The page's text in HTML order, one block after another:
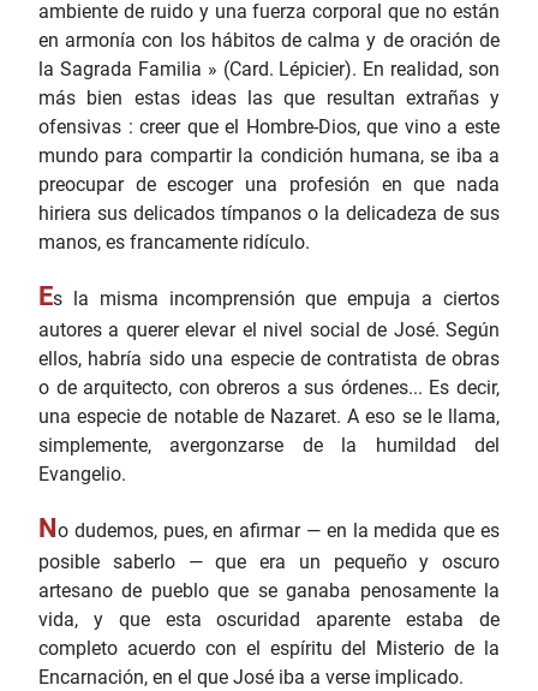
ambiente de ruido y una fuerza corporal que no están
en armonía con los hábitos de calma y de oración de
la Sagrada Familia » (Card. Lépicier). En realidad, son
más bien estas ideas las que resultan extrañas y
ofensivas : creer que el Hombre-Dios, que vino a este
mundo para compartir la condición humana, se iba a
preocupar de escoger una profesión en que nada
hiriera sus delicados tímpanos o la delicadeza de sus
manos, es francamente ridículo.
Es la misma incomprensión que empuja a ciertos
autores a querer elevar el nivel social de José. Según
ellos, habría sido una especie de contratista de obras
o de arquitecto, con obreros a sus órdenes... Es decir,
una especie de notable de Nazaret. A eso se le llama,
simplemente, avergonzarse de la humildad del
Evangelio.
No dudemos, pues, en afirmar — en la medida que es
posible saberlo — que era un pequeño y oscuro
artesano de pueblo que se ganaba penosamente la
vida, y que esta oscuridad aparente estaba de
completo acuerdo con el espíritu del Misterio de la
Encarnación, en el que José iba a verse implicado.